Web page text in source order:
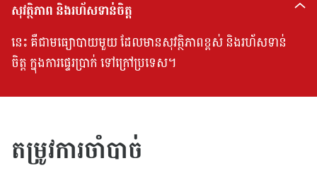
សុវត្ថិភាព និងរហ័សទាន់ចិត្ត
នេះ គឺជាមធ្យោបាយមួយ ដែលមានសុវត្ថិភាពខ្ពស់ និងរហ័សទាន់
ចិត្ត ក្នុងការផ្ទេរប្រាក់ ទៅក្រៅប្រទេស។
តម្រូវការចាំបាច់